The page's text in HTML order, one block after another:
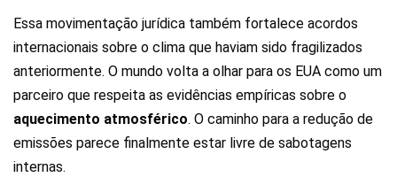
Essa movimentação jurídica também fortalece acordos
internacionais sobre o clima que haviam sido fragilizados
anteriormente. O mundo volta a olhar para os EUA como um
parceiro que respeita as evidências empíricas sobre o
aquecimento atmosférico. O caminho para a redução de
emissões parece finalmente estar livre de sabotagens
internas.